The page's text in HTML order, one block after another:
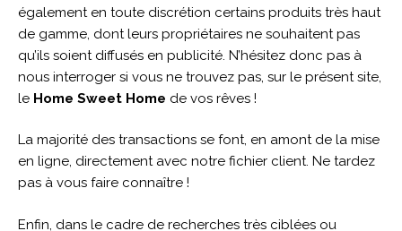
également en toute discrétion certains produits très haut
de gamme, dont leurs propriétaires ne souhaitent pas
qu’ils soient diffusés en publicité. N’hésitez donc pas à
nous interroger si vous ne trouvez pas, sur le présent site,
le Home Sweet Home de vos rêves !
La majorité des transactions se font, en amont de la mise
en ligne, directement avec notre fichier client. Ne tardez
pas à vous faire connaître !
Enfin, dans le cadre de recherches très ciblées ou